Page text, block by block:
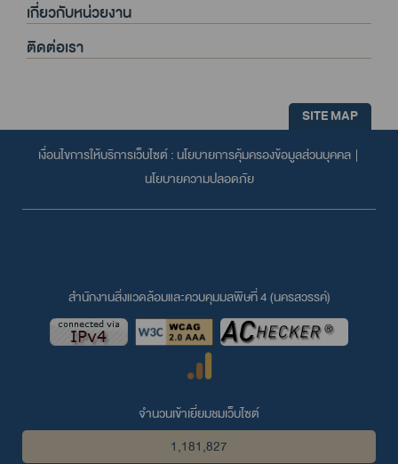
เกี่ยวกับหน่วยงาน
ติดต่อเรา
SITE MAP
เงื่อนไขการให้บริการเว็บไซต์ : นโยบายการคุ้มครองข้อมูลส่วนบุคคล |
นโยบายความปลอดภัย
สำนักงานสิ่งแวดล้อมและควบคุมมลพิษที่ 4 (นครสวรรค์)
จำนวนเข้าเยี่ยมชมเว็บไซต์
1,181,827